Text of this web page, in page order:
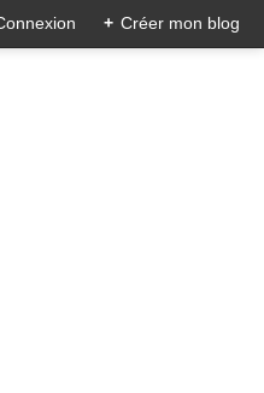
+ Créer mon blog